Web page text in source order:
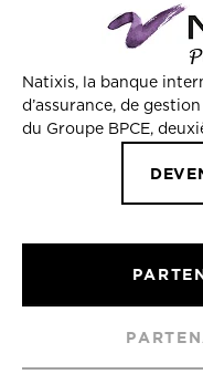
Natixis, la banque
d’assurance, de
du Groupe BPCE,